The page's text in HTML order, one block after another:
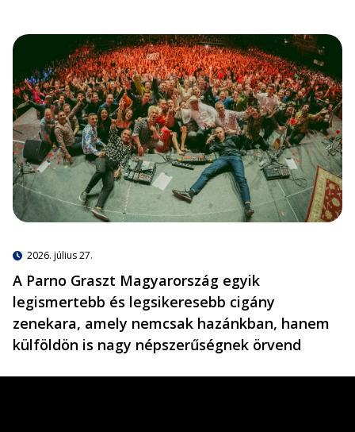
2026. július 27.
A Parno Graszt Magyarország egyik
legismertebb és legsikeresebb cigány
zenekara, amely nemcsak hazánkban, hanem
külföldön is nagy népszerűségnek örvend